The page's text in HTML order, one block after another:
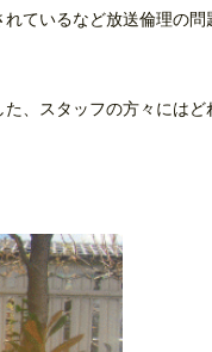
ているなど放送倫理の問
、スタッフの方々にはど